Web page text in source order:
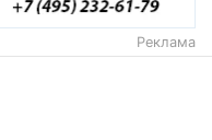
Реклама